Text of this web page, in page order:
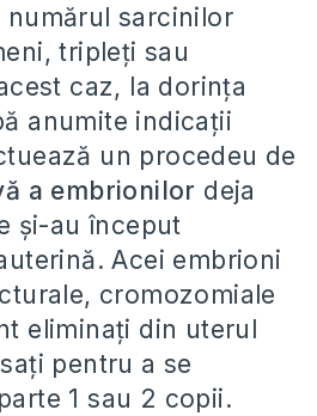
sarcinilor
tripleți sau
caz, la dorința
anumite indicații
un procedeu de
a embrionilor deja
și-au început
Acei embrioni
cromozomiale
eliminați din uterul
pentru a se
1 sau 2 copii.